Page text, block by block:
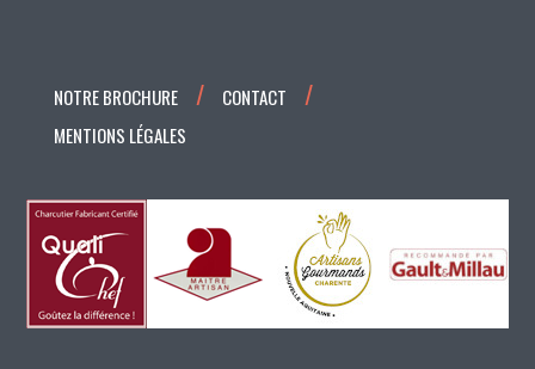
NOTRE BROCHURE
CONTACT
MENTIONS LÉGALES